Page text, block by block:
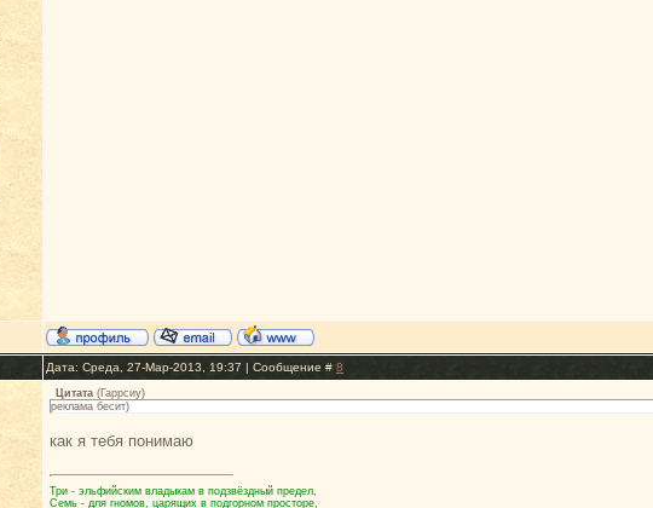
Дата: Среда, 27-Мар-2013, 19:37 | Сообщение # 8
Цитата (Гаррсиу)
реклама бесит)
как я тебя понимаю
Три - эльфийским владыкам в подзвёздный предел,
Семь - для гномов, царящих в подгорном просторе,